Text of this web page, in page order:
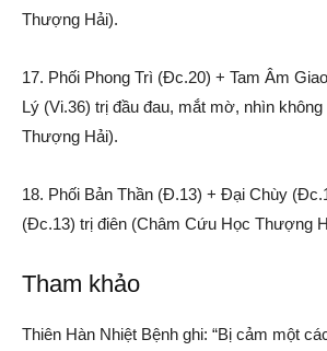
Thượng Hải).
17. Phối Phong Trì (Đc.20) + Tam Âm
Lý (Vi.36) trị đầu đau, mắt mờ, nhìn
Thượng Hải).
18. Phối Bản Thần (Đ.13) + Đại Chùy
(Đc.13) trị điên (Châm Cứu Học Thượng
Tham khảo
Thiên Hàn Nhiệt Bệnh ghi: “Bị cảm một